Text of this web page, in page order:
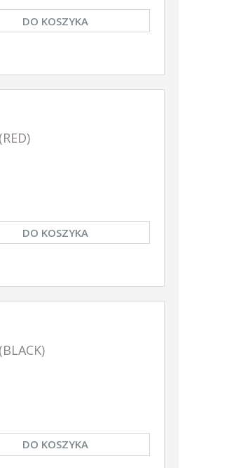
DO KOSZYKA
DO KOSZYKA
DO KOSZYKA